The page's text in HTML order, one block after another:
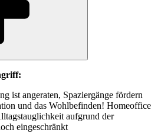
ist angeraten, Spaziergänge fördern
und das Wohlbefinden! Homeoffice
aufgrund der
eingeschränkt